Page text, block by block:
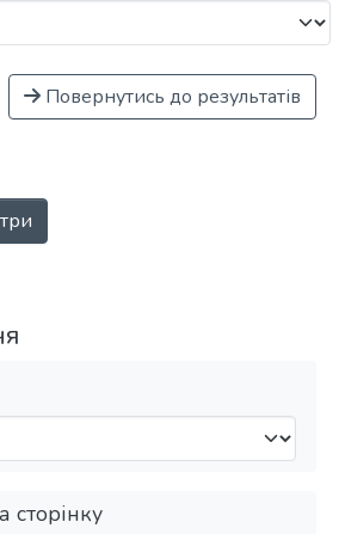
Повернутись до результатів
сторінку